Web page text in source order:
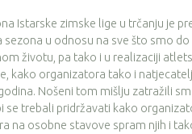
zimske lige u trčanju je
sezona u odnosu na sve što smo
životu, pa tako i u realizaciji
kako organizatora tako i
Nošeni tom mišlju zatražili
se trebali pridržavati kako
na osobne stavove spram njih i